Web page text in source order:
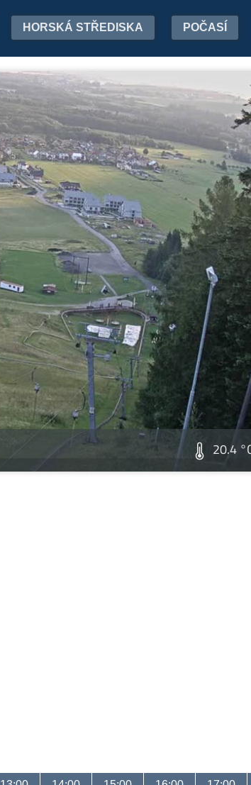
HORSKÁ STŘEDISKA POČASÍ
20.4